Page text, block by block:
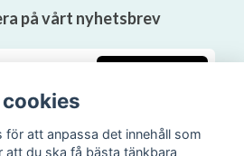
på vårt nyhetsbrev
för att anpassa det innehåll som
du ska få bästa tänkbara